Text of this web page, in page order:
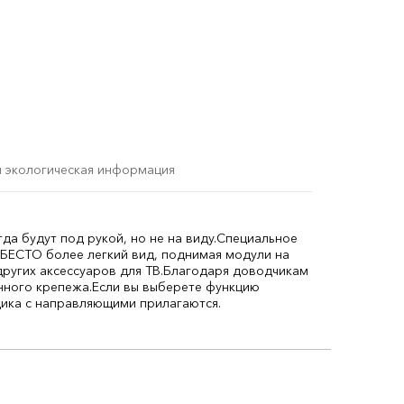
экологическая информация
будут под рукой, но не на виду.Специальное
более легкий вид, поднимая модули на
аксессуаров для ТВ.Благодаря доводчикам
крепежа.Если вы выберете функцию
с направляющими прилагаются.